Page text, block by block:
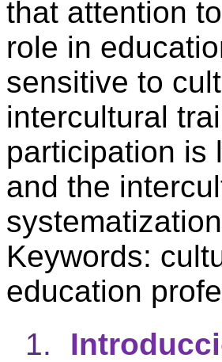
that attention
role in
sensitive to
intercultural
participation is
and the
Keywords:
education
1.